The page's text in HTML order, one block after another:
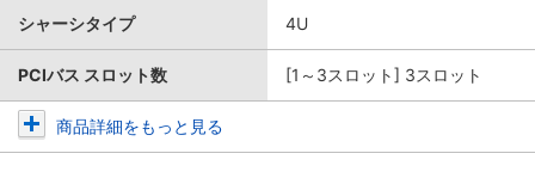
シャーシタイプ 4U
PCIバス スロット数 [1～3スロット] 3スロット
商品詳細をもっと見る